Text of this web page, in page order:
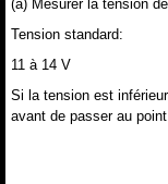
(a) Mesurer la tension
Tension standard:
11 à 14 V
Si la tension est
avant de passer au